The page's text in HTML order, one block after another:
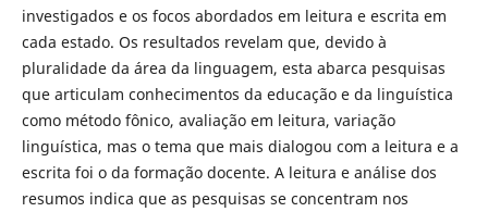
investigados e os focos abordados em leitura e escrita em
cada estado. Os resultados revelam que, devido à
pluralidade da área da linguagem, esta abarca pesquisas
que articulam conhecimentos da educação e da linguística
como método fônico, avaliação em leitura, variação
linguística, mas o tema que mais dialogou com a leitura e a
escrita foi o da formação docente. A leitura e análise dos
resumos indica que as pesquisas se concentram nos